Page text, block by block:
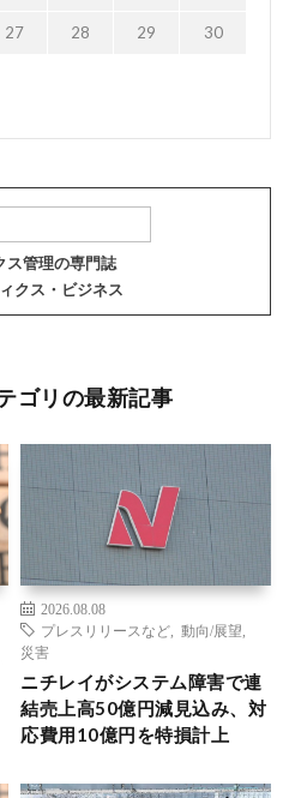
27 28 29 30
ス管理の専門誌
クス・ビジネス
ゴリの最新記事
2026.08.08
プレスリリースなど
動向/展望
災害
ニチレイがシステム障害で連
結売上高50億円減見込み、対
応費用10億円を特損計上